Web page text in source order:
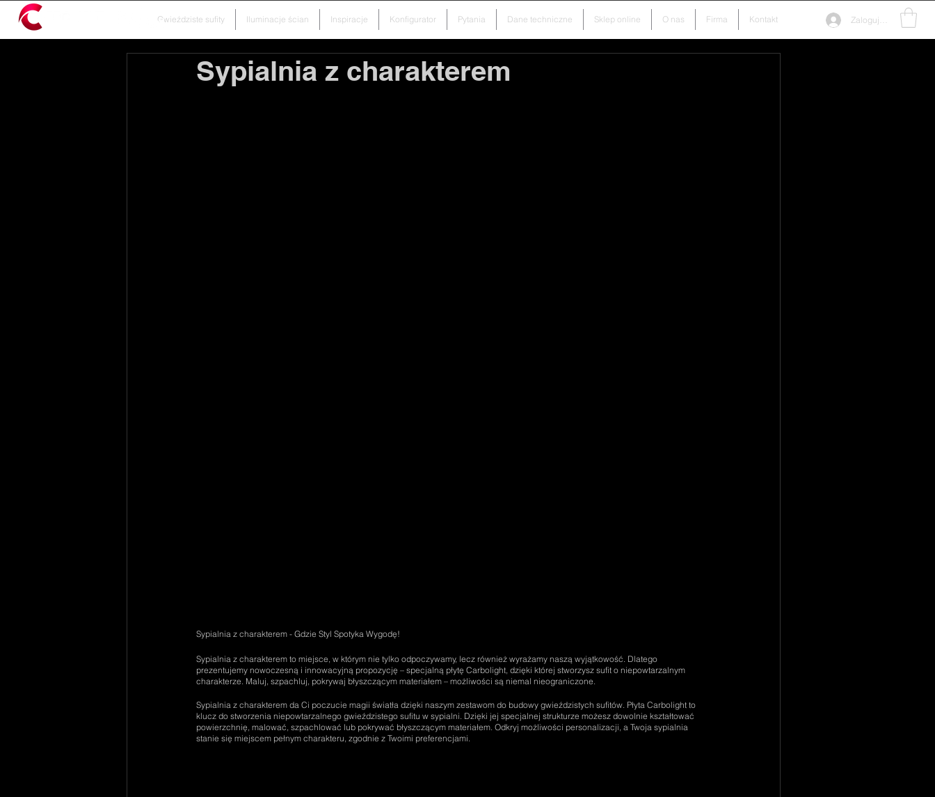
Zaloguj się
Gwieździste sufity Iluminacje ścian Inspiracje Konfigurator Pytania Dane techniczne Sklep online O nas Firma Kontakt
Sypialnia z charakterem
Sypialnia z charakterem - Gdzie Styl Spotyka Wygodę!
Sypialnia z charakterem to miejsce, w którym nie tylko odpoczywamy, lecz również wyrażamy naszą wyjątkowość. Dlatego
prezentujemy nowoczesną i innowacyjną propozycję – specjalną płytę Carbolight, dzięki której stworzysz sufit o niepowtarzalnym
charakterze. Maluj, szpachluj, pokrywaj błyszczącym materiałem – możliwości są niemal nieograniczone.
Sypialnia z charakterem da Ci poczucie magii światła dzięki naszym zestawom do budowy gwieździstych sufitów. Płyta Carbolight to
klucz do stworzenia niepowtarzalnego gwieździstego sufitu w sypialni. Dzięki jej specjalnej strukturze możesz dowolnie kształtować
powierzchnię, malować, szpachlować lub pokrywać błyszczącym materiałem. Odkryj możliwości personalizacji, a Twoja sypialnia
stanie się miejscem pełnym charakteru, zgodnie z Twoimi preferencjami.